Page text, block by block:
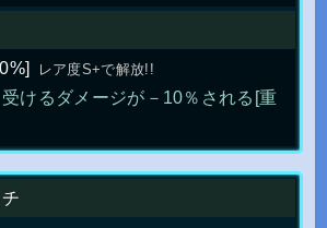
レア度S+で解放!!
けるダメージが－10％される[重